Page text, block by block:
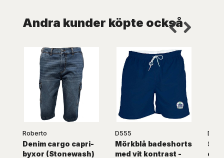
Andra kunder köpte också
Roberto
Denim cargo capri-
byxor (Stonewash)
D555
Mörkblå badeshorts
med vit kontrast -
D555